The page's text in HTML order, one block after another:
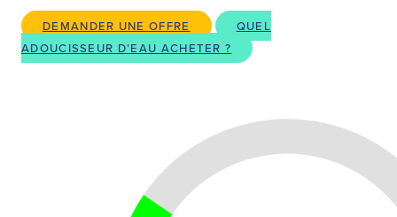
DEMANDER UNE OFFRE
QUEL
ADOUCISSEUR D’EAU ACHETER ?